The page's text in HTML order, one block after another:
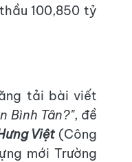
100,850 tỷ
tải bài viết
Bình Tân?", đề
Việt (Công
mới Trường